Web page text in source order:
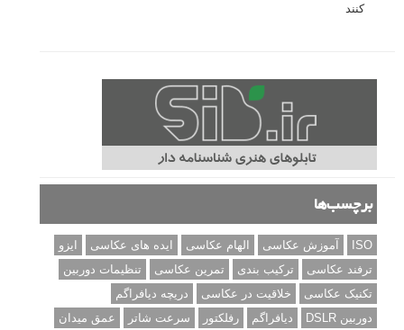
کنند
برچسب‌ها
ISO آموزش عکاسی الهام عکاسی ایده های عکاسی
ایزو
ترفند عکاسی
ترکیب بندی تمرین عکاسی
تنظیمات دوربین
تکنیک عکاسی
خلاقیت در عکاسی
دریچه دیافراگم
دوربین DSLR
دیافراگم رفلکتور سرعت شاتر
عمق میدان